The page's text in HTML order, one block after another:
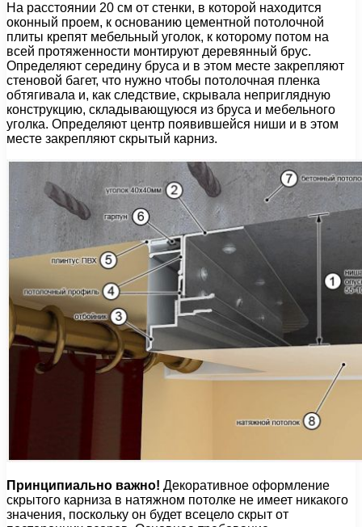
На расстоянии 20 см от стенки, в которой находится
оконный проем, к основанию цементной потолочной
плиты крепят мебельный уголок, к которому потом на
всей протяженности монтируют деревянный брус.
Определяют середину бруса и в этом месте закрепляют
стеновой багет, что нужно чтобы потолочная пленка
обтягивала и, как следствие, скрывала неприглядную
конструкцию, складывающуюся из бруса и мебельного
уголка. Определяют центр появившейся ниши и в этом
месте закрепляют скрытый карниз.
Принципиально важно! Декоративное оформление
скрытого карниза в натяжном потолке не имеет никакого
значения, поскольку он будет всецело скрыт от